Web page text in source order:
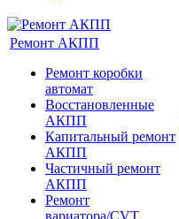
Ремонт АКПП
Ремонт коробки
автомат
Восстановленные
АКПП
Капитальный ремонт
АКПП
Частичный ремонт
АКПП
Ремонт
вариатора/CVT